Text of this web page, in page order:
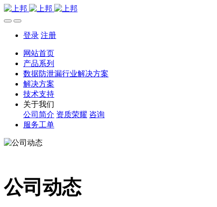
登录 注册
网站首页
产品系列
数据防泄漏行业解决方案
解决方案
技术支持
关于我们
公司简介 资质荣耀 咨询
服务工单
公司动态